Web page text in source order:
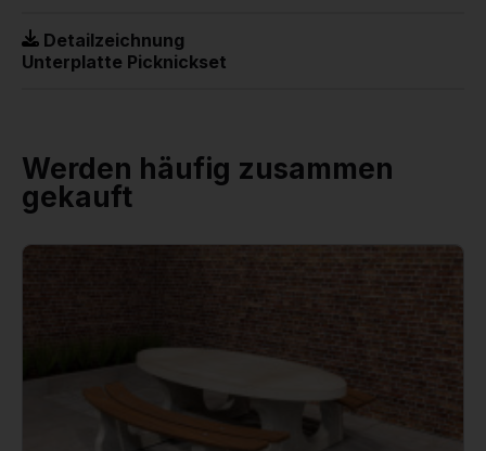
Detailzeichnung
Unterplatte Picknickset
Werden häufig zusammen
gekauft